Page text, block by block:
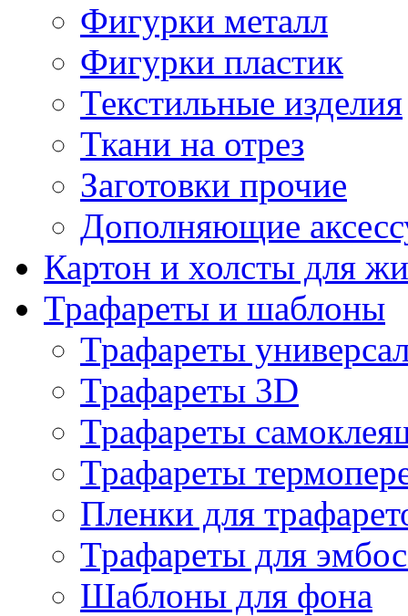
Фигурки металл
Фигурки пластик
Текстильные изделия
Ткани на отрез
Заготовки прочие
Дополняющие
Картон и холсты для
Трафареты и шаблоны
Трафареты
Трафареты 3D
Трафареты
Трафареты
Пленки для
Трафареты для
Шаблоны для фона